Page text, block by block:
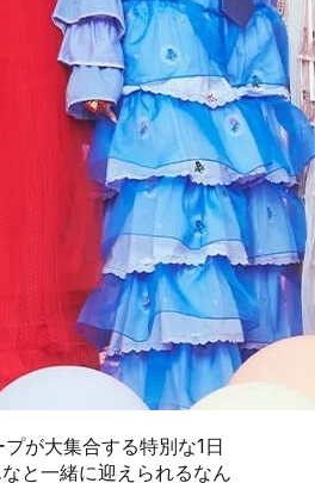
が大集合する特別な1日
と一緒に迎えられるなん